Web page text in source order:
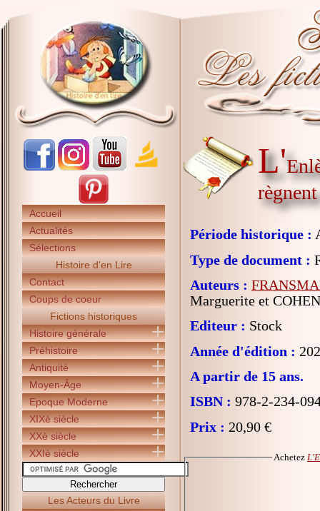
Accueil
Actualités
Sélections
Histoire d'en Lire
Contact
Coups de coeur
Fictions historiques
Histoire générale
Préhistoire
Antiquité
Moyen-Âge
Epoque Moderne
XIXè siècle
XXè siècle
XXIè siècle
Les Acteurs du Livre
L'
Période historique :
Type de document :
Auteurs :
Marguerite et
Editeur : Stock
Année d'édition :
A partir de 15 ans.
ISBN : 978-2-234-
Prix : 20,90 €
Achetez